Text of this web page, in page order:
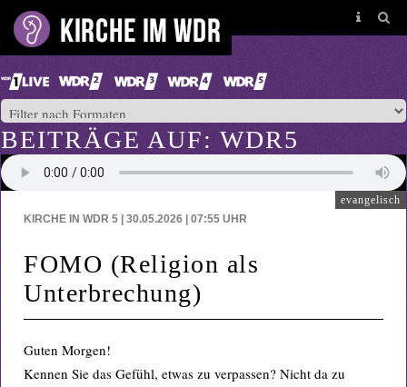
BEITRÄGE AUF: WDR5
evangelisch
KIRCHE IN WDR 5 | 30.05.2026 | 07:55 UHR
FOMO (Religion als
Unterbrechung)
Guten Morgen!
Kennen Sie das Gefühl, etwas zu verpassen? Nicht da zu